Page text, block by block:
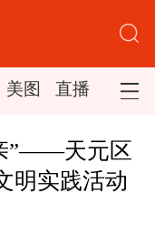
美图 直播
”——天元区
明实践活动